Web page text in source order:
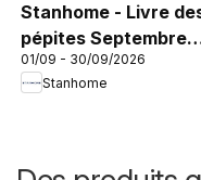
Stanhome - Livre
pépites Septembre
2026
01/09 - 30/09/2026
Stanhome